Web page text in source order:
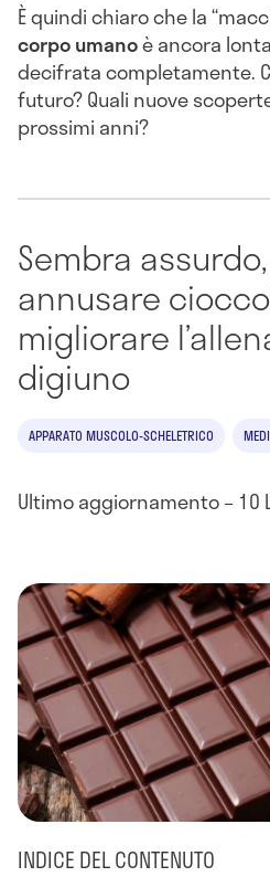
È quindi chiaro che la
corpo umanoè ancora
decifrata completamente.
futuro? Quali nuove
prossimi anni?
Sembra
annusare
migliorare
digiuno
APPARATO MUSCOLO-SCHELETRICO
Ultimo aggiornamento – 10
INDICE DEL CONTENUTO